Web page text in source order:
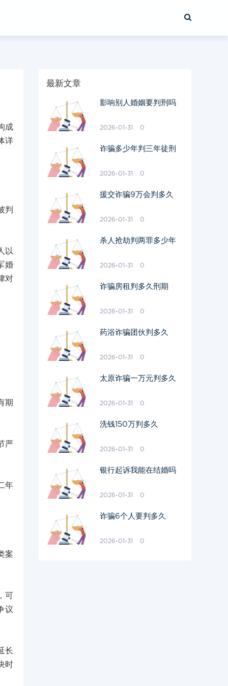
成
详
判
以
婚
对
期
严
年
案
议
长
时
最新文章
影响别人婚姻要判刑吗
2026-01-31 0
诈骗多少年判三年徒刑
2026-01-31 0
援交诈骗9万会判多久
2026-01-31 0
杀人抢劫判两罪多少年
2026-01-31 0
诈骗房租判多久刑期
2026-01-31 0
药浴诈骗团伙判多久
2026-01-31 0
太原诈骗一万元判多久
2026-01-31 0
洗钱150万判多久
2026-01-31 0
银行起诉我能在结婚吗
2026-01-31 0
诈骗6个人要判多久
2026-01-31 0